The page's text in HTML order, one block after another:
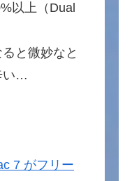
以上（Dual
と微妙なと
い…
7 がフリー